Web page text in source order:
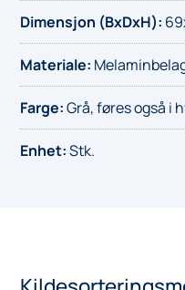
Dimensjon (BxDxH):
Materiale:
Farge:Grå, føres også i
Enhet:Stk.